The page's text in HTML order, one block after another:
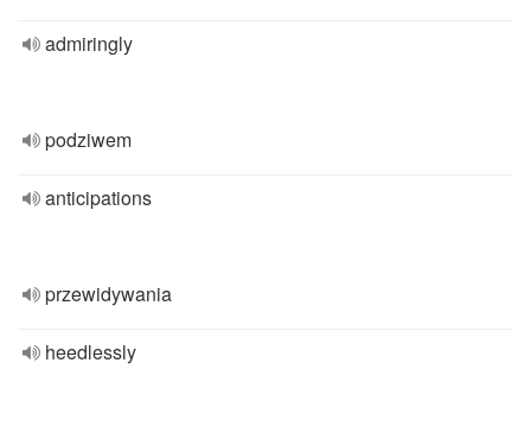
admiringly
podziwem
anticipations
przewidywania
heedlessly